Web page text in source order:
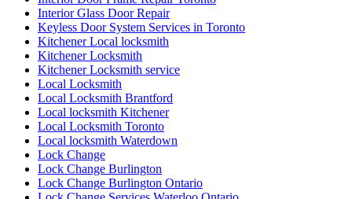
Interior Glass Door Repair
Keyless Door System Services in Toronto
Kitchener Local locksmith
Kitchener Locksmith
Kitchener Locksmith service
Local Locksmith
Local Locksmith Brantford
Local locksmith Kitchener
Local Locksmith Toronto
Local locksmith Waterdown
Lock Change
Lock Change Burlington
Lock Change Burlington Ontario